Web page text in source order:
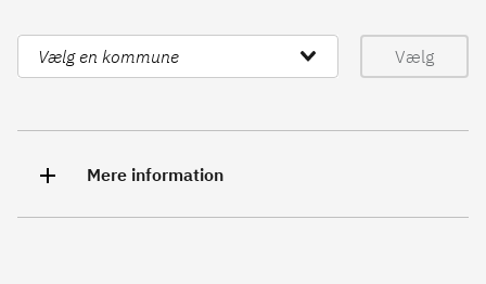
Vælg
Mere information